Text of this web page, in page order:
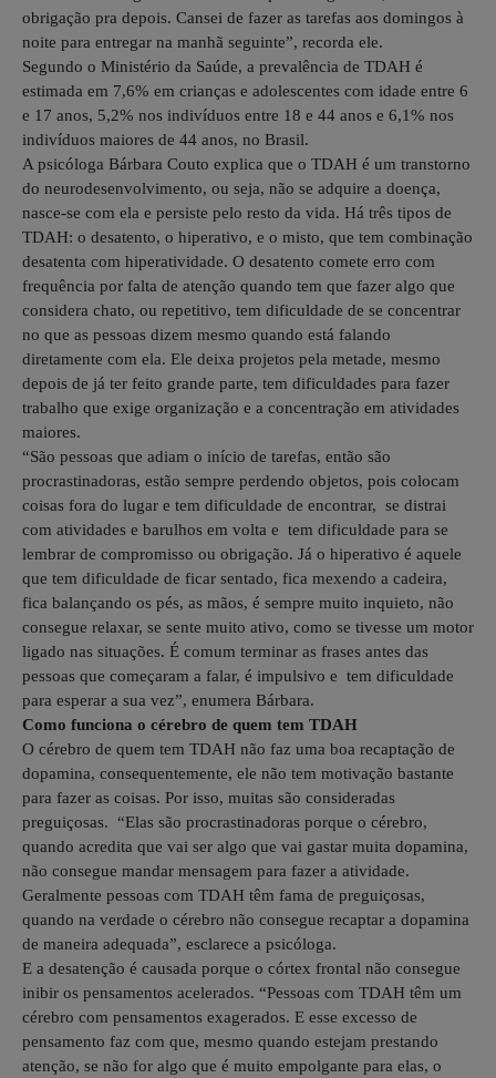
obrigação pra depois. Cansei de fazer as tarefas aos domingos à
noite para entregar na manhã seguinte”, recorda ele.
Segundo o Ministério da Saúde, a prevalência de TDAH é
estimada em 7,6% em crianças e adolescentes com idade entre 6
e 17 anos, 5,2% nos indivíduos entre 18 e 44 anos e 6,1% nos
indivíduos maiores de 44 anos, no Brasil.
A psicóloga Bárbara Couto explica que o TDAH é um transtorno
do neurodesenvolvimento, ou seja, não se adquire a doença,
nasce-se com ela e persiste pelo resto da vida. Há três tipos de
TDAH: o desatento, o hiperativo, e o misto, que tem combinação
desatenta com hiperatividade. O desatento comete erro com
frequência por falta de atenção quando tem que fazer algo que
considera chato, ou repetitivo, tem dificuldade de se concentrar
no que as pessoas dizem mesmo quando está falando
diretamente com ela. Ele deixa projetos pela metade, mesmo
depois de já ter feito grande parte, tem dificuldades para fazer
trabalho que exige organização e a concentração em atividades
maiores.
“São pessoas que adiam o início de tarefas, então são
procrastinadoras, estão sempre perdendo objetos, pois colocam
coisas fora do lugar e tem dificuldade de encontrar, se distrai
com atividades e barulhos em volta e tem dificuldade para se
lembrar de compromisso ou obrigação. Já o hiperativo é aquele
que tem dificuldade de ficar sentado, fica mexendo a cadeira,
fica balançando os pés, as mãos, é sempre muito inquieto, não
consegue relaxar, se sente muito ativo, como se tivesse um motor
ligado nas situações. É comum terminar as frases antes das
pessoas que começaram a falar, é impulsivo e tem dificuldade
para esperar a sua vez”, enumera Bárbara.
Como funciona o cérebro de quem tem TDAH
O cérebro de quem tem TDAH não faz uma boa recaptação de
dopamina, consequentemente, ele não tem motivação bastante
para fazer as coisas. Por isso, muitas são consideradas
preguiçosas. “Elas são procrastinadoras porque o cérebro,
quando acredita que vai ser algo que vai gastar muita dopamina,
não consegue mandar mensagem para fazer a atividade.
Geralmente pessoas com TDAH têm fama de preguiçosas,
quando na verdade o cérebro não consegue recaptar a dopamina
de maneira adequada”, esclarece a psicóloga.
E a desatenção é causada porque o córtex frontal não consegue
inibir os pensamentos acelerados. “Pessoas com TDAH têm um
cérebro com pensamentos exagerados. E esse excesso de
pensamento faz com que, mesmo quando estejam prestando
atenção, se não for algo que é muito empolgante para elas, o